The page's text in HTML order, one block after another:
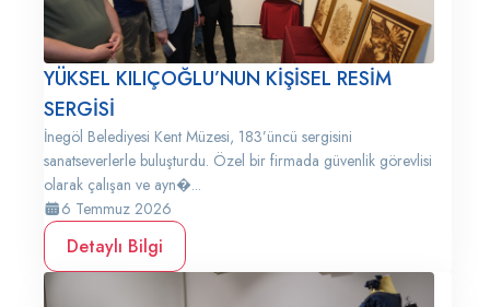
YÜKSEL KILIÇOĞLU’NUN KİŞİSEL RESİM
SERGİSİ
İnegöl Belediyesi Kent Müzesi, 183’üncü sergisini
sanatseverlerle buluşturdu. Özel bir firmada güvenlik görevlisi
olarak çalışan ve ayn�...
6 Temmuz 2026
Detaylı Bilgi